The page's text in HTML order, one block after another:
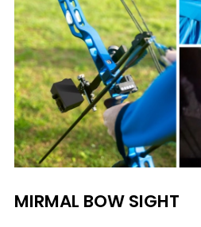
MIRMAL BOW SIGHT